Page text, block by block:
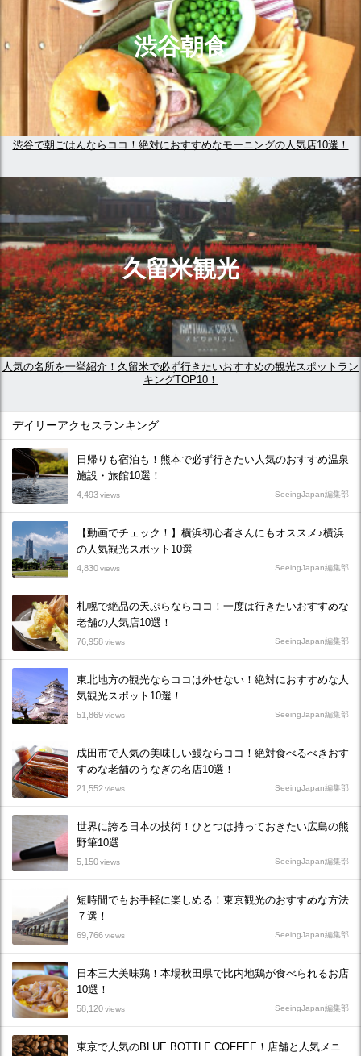
渋谷朝食
渋谷で朝ごはんならココ！絶対におすすめなモーニングの人気店10選！
久留米観光
人気の名所を一挙紹介！久留米で必ず行きたいおすすめの観光スポットラン
キングTOP10！
デイリーアクセスランキング
日帰りも宿泊も！熊本で必ず行きたい人気のおすすめ温泉
施設・旅館10選！
4,493views SeeingJapan編集部
【動画でチェック！】横浜初心者さんにもオススメ♪横浜
の人気観光スポット10選
4,830views SeeingJapan編集部
札幌で絶品の天ぷらならココ！一度は行きたいおすすめな
老舗の人気店10選！
76,958views SeeingJapan編集部
東北地方の観光ならココは外せない！絶対におすすめな人
気観光スポット10選！
51,869views SeeingJapan編集部
成田市で人気の美味しい鰻ならココ！絶対食べるべきおす
すめな老舗のうなぎの名店10選！
21,552views SeeingJapan編集部
世界に誇る日本の技術！ひとつは持っておきたい広島の熊
野筆10選
5,150views SeeingJapan編集部
短時間でもお手軽に楽しめる！東京観光のおすすめな方法
７選！
69,766views SeeingJapan編集部
日本三大美味鶏！本場秋田県で比内地鶏が食べられるお店
10選！
58,120views SeeingJapan編集部
東京で人気のBLUE BOTTLE COFFEE！店舗と人気メニ